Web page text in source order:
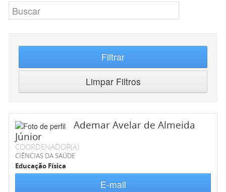
Filtrar
Limpar Filtros
Ademar Avelar de Almeida
Júnior
COORDENADOR(A)
CIÊNCIAS DA SAÚDE
Educação Física
E-mail